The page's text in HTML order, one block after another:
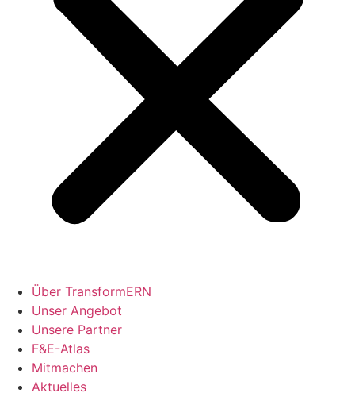
Über TransformERN
Unser Angebot
Unsere Partner
F&E-Atlas
Mitmachen
Aktuelles